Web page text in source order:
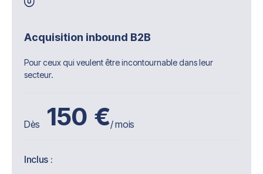
Acquisition inbound B2B
Pour ceux qui veulent être incontournable dans leur
secteur.
Dès 150 €/ mois
Inclus :